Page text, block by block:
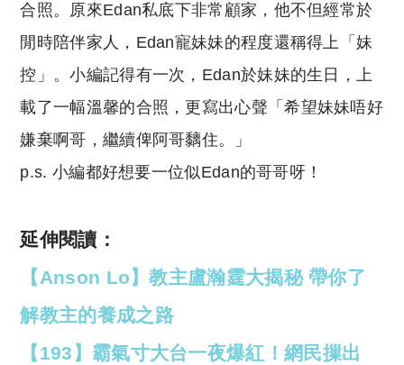
合照。原來Edan私底下非常顧家，他不但經常於
閒時陪伴家人，Edan寵妹妹的程度還稱得上「妹
控」。小編記得有一次，Edan於妹妹的生日，上
載了一幅溫馨的合照，更寫出心聲「希望妹妹唔好
嫌棄啊哥，繼續俾阿哥黐住。」
p.s. 小編都好想要一位似Edan的哥哥呀！
延伸閱讀：
【Anson Lo】教主盧瀚霆大揭秘 帶你了
解教主的養成之路
【193】霸氣寸大台一夜爆紅！網民摷出